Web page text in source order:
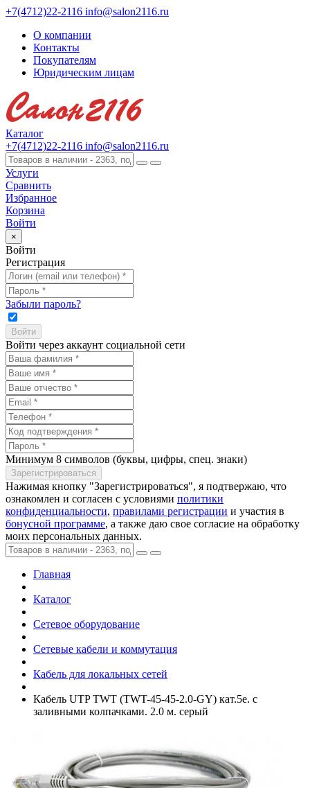
+7(4712)22-2116 info@salon2116.ru
О компании
Контакты
Покупателям
Юридическим лицам
Каталог
+7(4712)22-2116 info@salon2116.ru
Услуги
Сравнить
Избранное
Корзина
Войти
×
Войти
Регистрация
Забыли пароль?
Войти через аккаунт социальной сети
Минимум 8 символов (буквы, цифры, спец. знаки)
Нажимая кнопку "Зарегистрироваться", я подтвержаю, что
ознакомлен и согласен с условиями политики
конфиденциальности, правилами регистрации и участия в
бонусной программе, а также даю свое согласие на обработку
моих персональных данных.
Главная
Каталог
Сетевое оборудование
Сетевые кабели и коммутация
Кабель для локальных сетей
Кабель UTP TWT (TWT-45-45-2.0-GY) кат.5e. с
заливными колпачками. 2.0 м. серый